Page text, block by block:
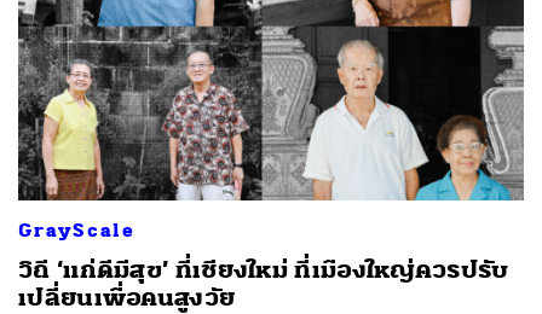
GrayScale
วิถี ‘แก่ดีมีสุข’ ที่เชียงใหม่ ที่เมืองใหญ่ควรปรับ
เปลี่ยนเพื่อคนสูงวัย